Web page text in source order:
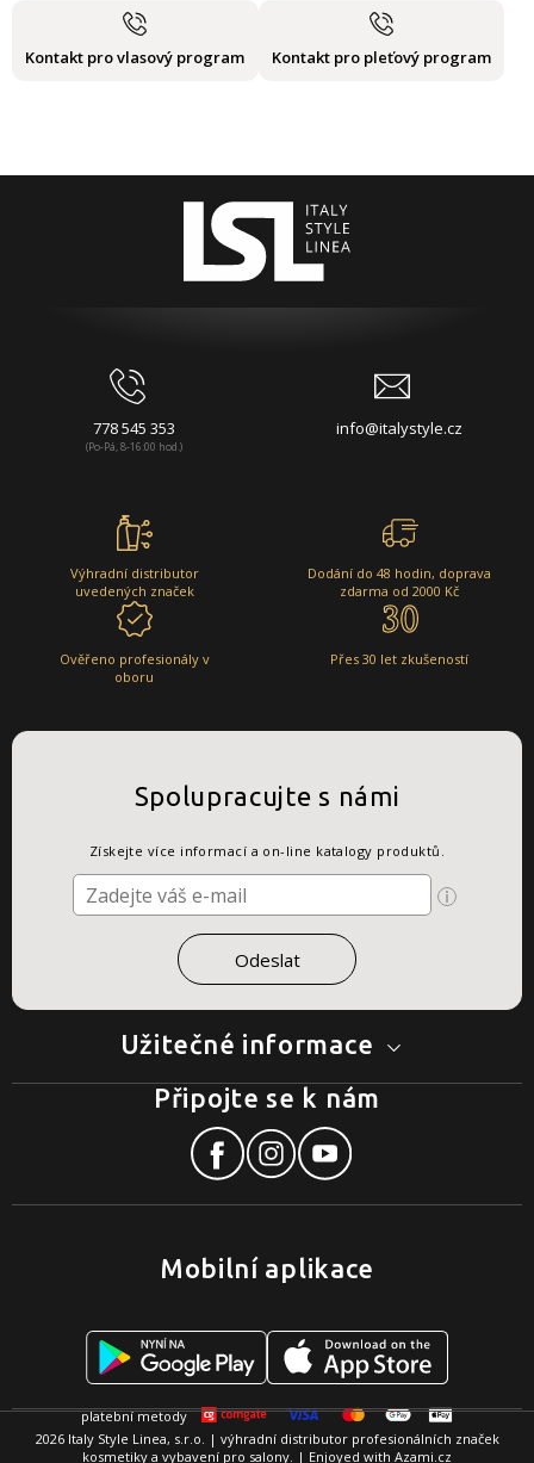
Kontakt pro vlasový program Kontakt pro pleťový program
778 545 353
(Po-Pá, 8-16:00 hod.)
info@italystyle.cz
Výhradní distributor
uvedených značek
Dodání do 48 hodin, doprava
zdarma od 2000 Kč
Ověřeno profesionály v
oboru
Přes 30 let zkušeností
Užitečné informace
Spolupracujte s námi
Získejte více informací a on-line katalogy produktů.
Mobilní aplikace
Připojte se k nám
2026 Italy Style Linea, s.r.o. | výhradní distributor profesionálních značek
kosmetiky a vybavení pro salony. | Enjoyed with Azami.cz